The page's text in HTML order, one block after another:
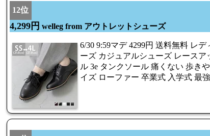
12位
4,299円 welleg from アウトレットシューズ
6/30 9:59マデ 4299円 送料無料 レ
ーズ カジュアルシューズ レースア
ル 3e タンクソール 痛くない 歩き
イズ ローファー 卒業式 入学式 最強